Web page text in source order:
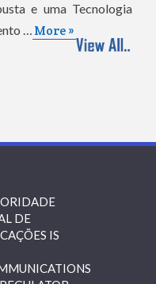
e uma Tecnologia
… More »
DE
IS